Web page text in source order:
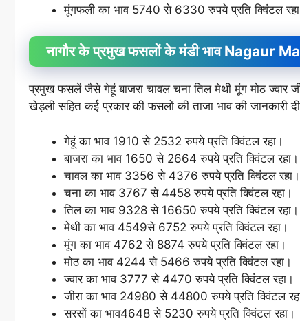
मूंगफली का भाव 5740 से 6330 रुपये प्रति क्विंटल
नागौर के प्रमुख फसलों के मंडी भाव
प्रमुख फसलें जैसे गेहूं बाजरा चावल चना तिल मेथी मूंग मोठ ज्वार
खेड़ली सहित कई प्रकार की फसलों की ताजा भाव की जानकारी
गेहूं का भाव 1910 से 2532 रुपये प्रति क्विंटल रहा।
बाजरा का भाव 1650 से 2664 रुपये प्रति क्विंटल रहा।
चावल का भाव 3356 से 4376 रुपये प्रति क्विंटल रहा।
चना का भाव 3767 से 4458 रुपये प्रति क्विंटल रहा।
तिल का भाव 9328 से 16650 रुपये प्रति क्विंटल रहा।
मेथी का भाव 4549से 6752 रुपये प्रति क्विंटल रहा।
मूंग का भाव 4762 से 8874 रुपये प्रति क्विंटल रहा।
मोठ का भाव 4244 से 5466 रुपये प्रति क्विंटल रहा।
ज्वार का भाव 3777 से 4470 रुपये प्रति क्विंटल रहा।
जीरा का भाव 24980 से 44800 रुपये प्रति क्विंटल
सरसों का भाव4648 से 5230 रुपये प्रति क्विंटल रहा।